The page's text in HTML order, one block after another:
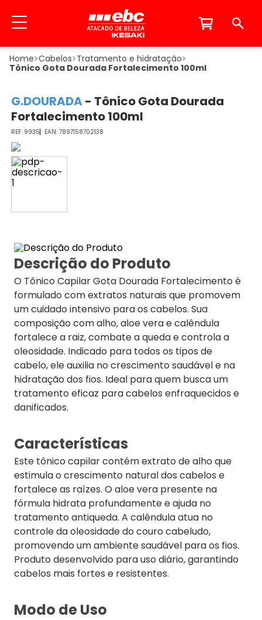
Cabelos Tratamento e hidratação
Tônico Gota Dourada Fortalecimento 100ml
G.DOURADA- Tônico Gota Dourada
Fortalecimento 100ml
9935 7897158702138
Descrição do Produto
O Tônico Capilar Gota Dourada Fortalecimento é
formulado com extratos naturais que promovem
um cuidado intensivo para os cabelos. Sua
composição com alho, aloe vera e calêndula
fortalece a raiz, combate a queda e controla a
oleosidade. Indicado para todos os tipos de
cabelo, ele auxilia no crescimento saudável e na
hidratação dos fios. Ideal para quem busca um
tratamento eficaz para cabelos enfraquecidos e
danificados.
Características
Este tônico capilar contém extrato de alho que
estimula o crescimento natural dos cabelos e
fortalece as raízes. O aloe vera presente na
fórmula hidrata profundamente e ajuda no
tratamento antiqueda. A calêndula atua no
controle da oleosidade do couro cabeludo,
promovendo um ambiente saudável para os fios.
Produto desenvolvido para uso diário, garantindo
cabelos mais fortes e resistentes.
Modo de Uso